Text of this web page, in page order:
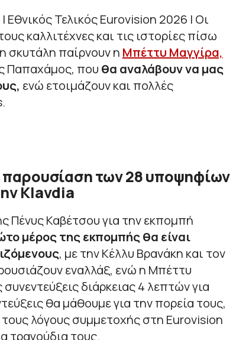
Τελικός Eurovision 2026 | Οι
καλλιτέχνες και τις ιστορίες πίσω
σκυτάλη παίρνουν η Μπέττυ Μαγγίρα,
Παπαχάμος, που θα αναλάβουν να μας
ενώ ετοιμάζουν και πολλές
των 28 υποψηφίων
Klavdia
Πένυς Καβέτσου για την εκπομπή
μέρος της εκπομπής θα είναι
, με την Κέλλυ Βρανάκη και τον
εναλλάξ, ενώ η Μπέττυ
διάρκειας 4 λεπτών για
θα μάθουμε για την πορεία τους,
λόγους συμμετοχής στη Eurovision
τραγούδια τους.